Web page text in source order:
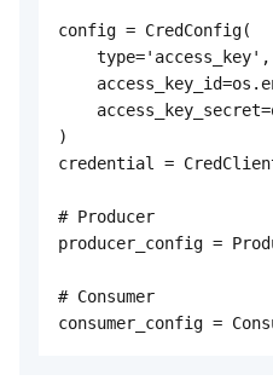
config = CredConfig(
    type='access_key',
)
credential =
# Producer
producer_config =
# Consumer
consumer_config =